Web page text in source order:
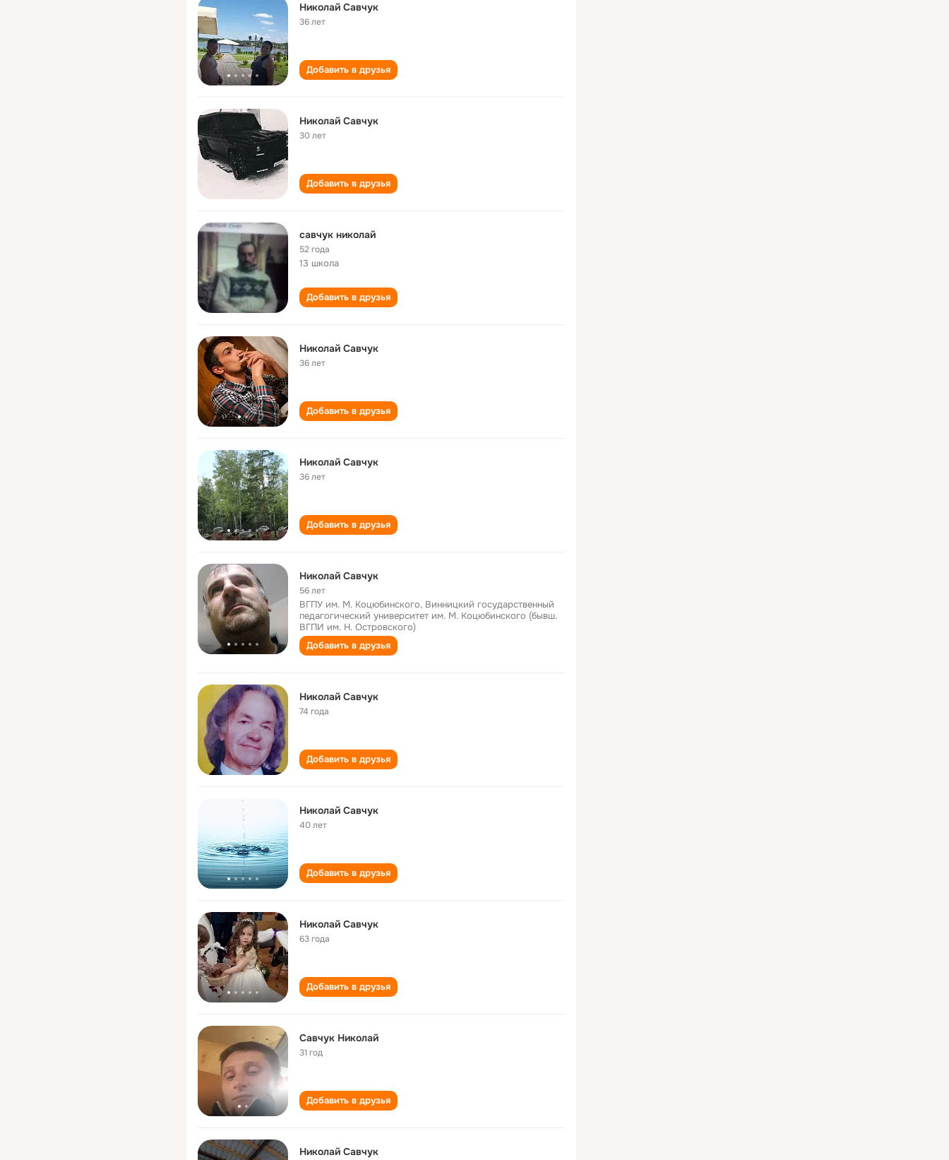
Николай Савчук
36 лет
Добавить в друзья
Николай Савчук
30 лет
Добавить в друзья
савчук николай
52 года
13 школа
Добавить в друзья
Николай Савчук
36 лет
Добавить в друзья
Николай Савчук
36 лет
Добавить в друзья
Николай Савчук
56 лет
ВГПУ им. М. Коцюбинского, Винницкий государственный
педагогический университет им. М. Коцюбинского (бывш.
ВГПИ им. Н. Островского)
Добавить в друзья
Николай Савчук
74 года
Добавить в друзья
Николай Савчук
40 лет
Добавить в друзья
Николай Савчук
63 года
Добавить в друзья
Савчук Николай
31 год
Добавить в друзья
Николай Савчук